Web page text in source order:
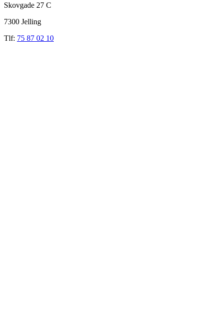
Skovgade 27 C
7300 Jelling
Tlf: 75 87 02 10